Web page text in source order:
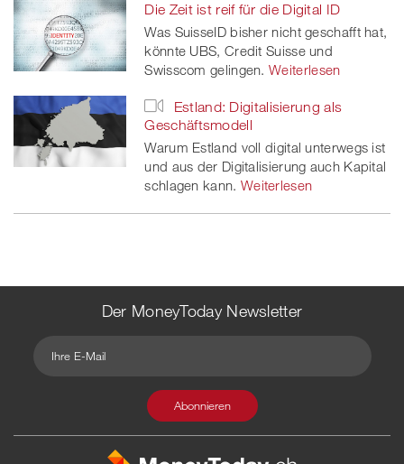
Die Zeit ist reif für die Digital ID
Was SuisseID bisher nicht geschafft hat,
könnte UBS, Credit Suisse und
Swisscom gelingen. Weiterlesen
Estland: Digitalisierung als
Geschäftsmodell
Warum Estland voll digital unterwegs ist
und aus der Digitalisierung auch Kapital
schlagen kann. Weiterlesen
Der MoneyToday Newsletter